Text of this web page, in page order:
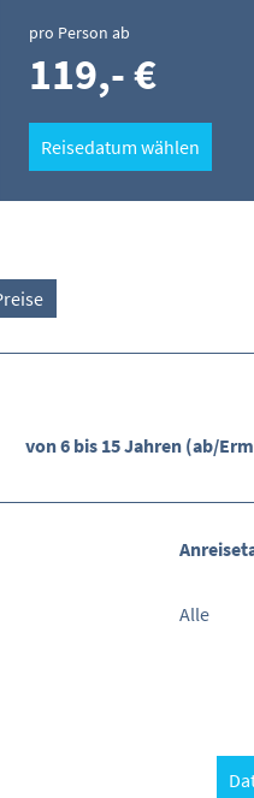
pro Person ab
119,- €
Reisedatum wählen
von 6 bis 15 Jahren (ab/
Alle